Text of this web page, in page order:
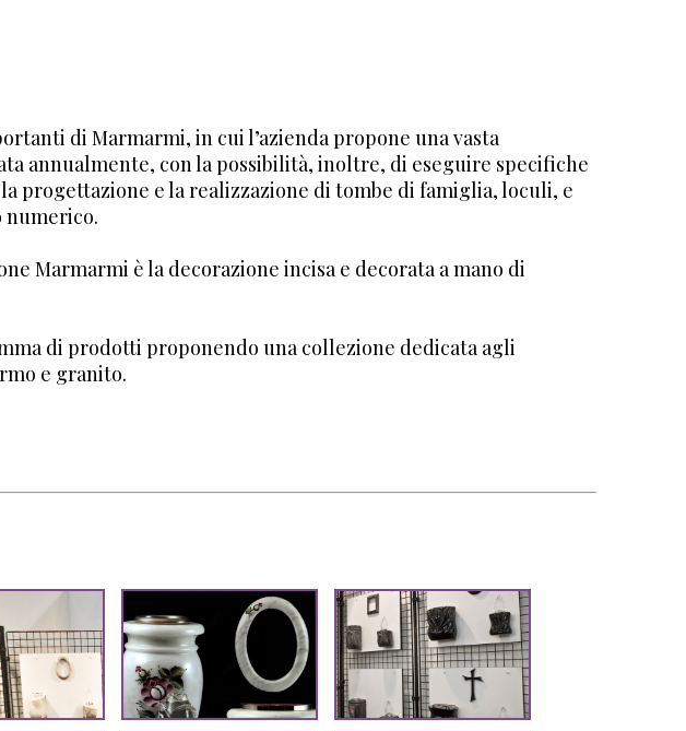
di Marmarmi, in cui l’azienda propone una vasta
annualmente, con la possibilità, inoltre, di eseguire specifiche
progettazione e la realizzazione di tombe di famiglia, loculi, e
numerico.
Marmarmi è la decorazione incisa e decorata a mano di
di prodotti proponendo una collezione dedicata agli
e granito.